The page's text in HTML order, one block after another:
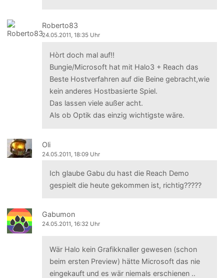
Roberto83
24.05.2011, 18:35 Uhr
Hòrt doch mal auf!!
Bungie/Microsoft hat mit Halo3 + Reach das
Beste Hostverfahren auf die Beine gebracht,wie
kein anderes Hostbasierte Spiel.
Das lassen viele außer acht.
Als ob Optik das einzig wichtigste wäre.
Oli
24.05.2011, 18:09 Uhr
Ich glaube Gabu du hast die Reach Demo
gespielt die heute gekommen ist, richtig?????
Gabumon
24.05.2011, 16:32 Uhr
Wär Halo kein Grafikknaller gewesen (schon
beim ersten Preview) hätte Microsoft das nie
eingekauft und es wär niemals erschienen ..